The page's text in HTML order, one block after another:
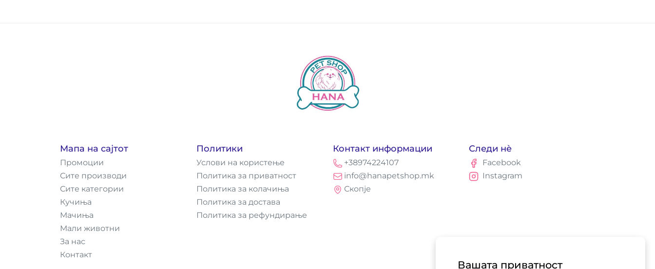
Вашата приватност
Мапа на сајтот
Промоции
Сите производи
Сите категории
Кучиња
Мачиња
Мали животни
За нас
Контакт
Политики
Услови на користење
Политика за приватност
Политика за колачиња
Политика за достава
Политика за рефундирање
Контакт информации
+38974224107
info@hanapetshop.mk
Скопје
Следи нè
Facebook
Instagram